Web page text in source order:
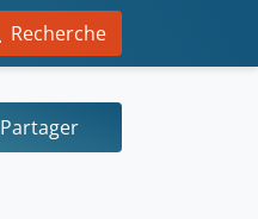
Recherche
Partager